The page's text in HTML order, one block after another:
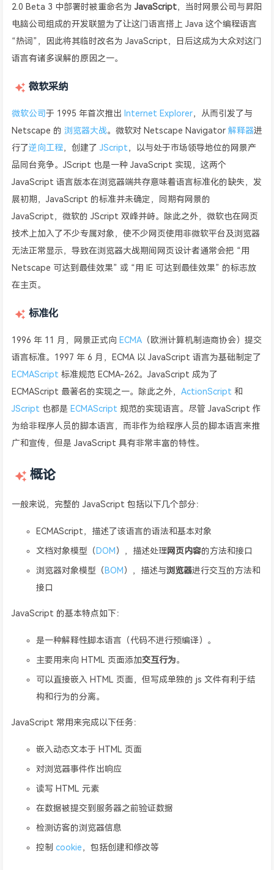
2.0 Beta 3 中部署时被重命名为 JavaScript，当时网景公司与昇阳
电脑公司组成的开发联盟为了让这门语言搭上 Java 这个编程语言
“热词”，因此将其临时改名为 JavaScript，日后这成为大众对这门
语言有诸多误解的原因之一。
微软采纳
微软公司 于 1995 年首次推出 Internet Explorer，从而引发了与
Netscape 的 浏览器大战。微软对 Netscape Navigator 解释器进
行了逆向工程，创建了 JScript，以与处于市场领导地位的网景产
品同台竞争。JScript 也是一种 JavaScript 实现，这两个
JavaScript 语言版本在浏览器端共存意味着语言标准化的缺失，发
展初期，JavaScript 的标准并未确定，同期有网景的
JavaScript，微软的 JScript 双峰并峙。除此之外，微软也在网页
技术上加入了不少专属对象，使不少网页使用非微软平台及浏览器
无法正常显示，导致在浏览器大战期间网页设计者通常会把 “用
Netscape 可达到最佳效果” 或 “用 IE 可达到最佳效果” 的标志放
在主页。
标准化
1996 年 11 月，网景正式向 ECMA （欧洲计算机制造商协会）提交
语言标准。1997 年 6 月，ECMA 以 JavaScript 语言为基础制定了
ECMAScript 标准规范 ECMA-262。JavaScript 成为了
ECMAScript 最著名的实现之一。除此之外， ActionScript 和
JScript 也都是 ECMAScript 规范的实现语言。尽管 JavaScript 作
为给非程序人员的脚本语言，而非作为给程序人员的脚本语言来推
广和宣传，但是 JavaScript 具有非常丰富的特性。
概论
一般来说，完整的 JavaScript 包括以下几个部分：
ECMAScript，描述了该语言的语法和基本对象
文档对象模型（ DOM ），描述处理网页内容的方法和接口
浏览器对象模型（ BOM ），描述与浏览器进行交互的方法和
接口
JavaScript 的基本特点如下：
是一种解释性脚本语言（代码不进行预编译）。
主要用来向 HTML 页面添加交互行为。
可以直接嵌入 HTML 页面，但写成单独的 js 文件有利于结
构和行为的分离。
JavaScript 常用来完成以下任务：
嵌入动态文本于 HTML 页面
对浏览器事件作出响应
读写 HTML 元素
在数据被提交到服务器之前验证数据
检测访客的浏览器信息
控制 cookie ，包括创建和修改等